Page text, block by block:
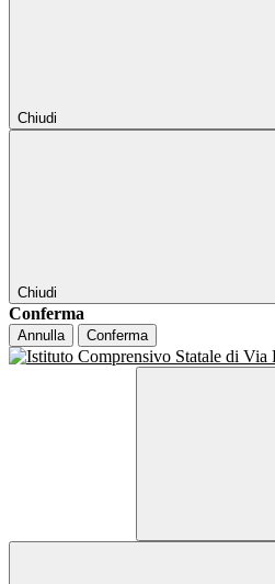
Chiudi
Chiudi
Conferma
Annulla Conferma